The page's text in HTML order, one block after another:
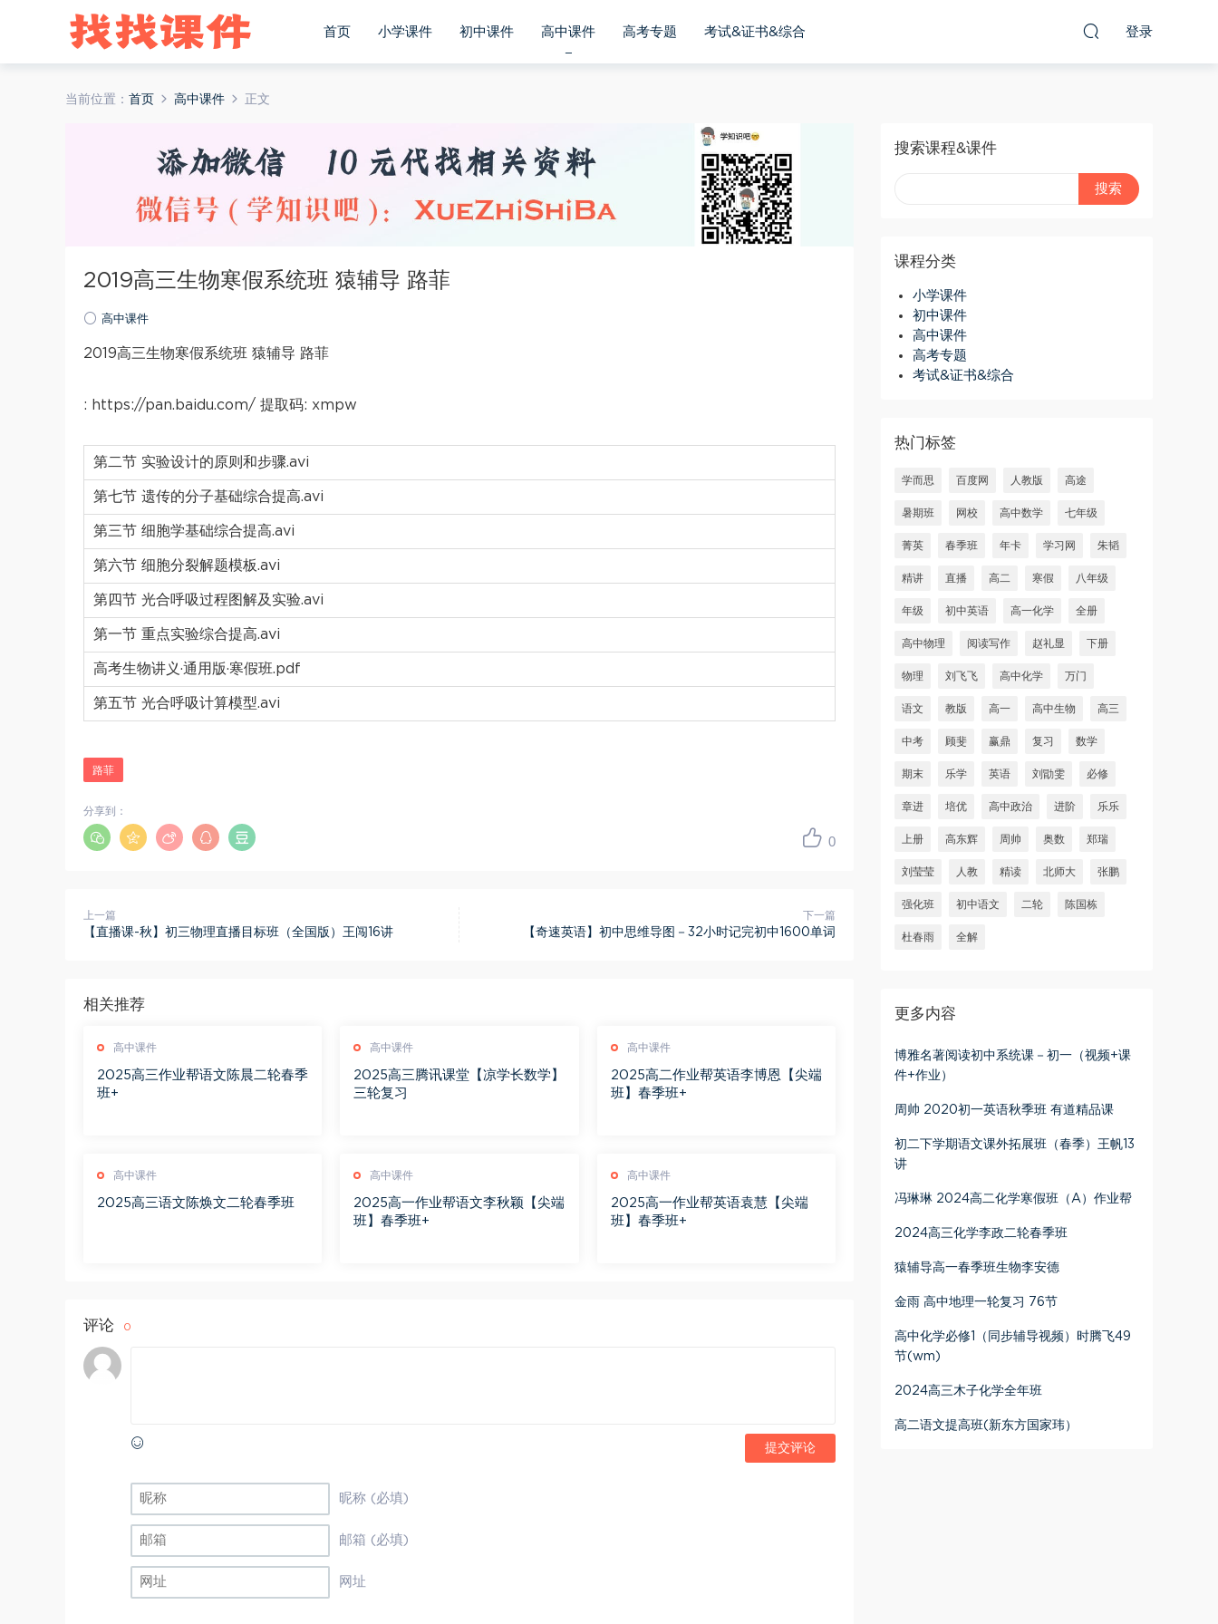
首页 小学课件 初中课件 高中课件 高考专题 考试&证书&综合 登录
当前位置： 首页 高中课件 正文
2019高三生物寒假系统班 猿辅导 路菲
高中课件
2019高三生物寒假系统班 猿辅导 路菲
: https://pan.baidu.com/ 提取码: xmpw
第二节 实验设计的原则和步骤.avi
第七节 遗传的分子基础综合提高.avi
第三节 细胞学基础综合提高.avi
第六节 细胞分裂解题模板.avi
第四节 光合呼吸过程图解及实验.avi
第一节 重点实验综合提高.avi
高考生物讲义·通用版·寒假班.pdf
第五节 光合呼吸计算模型.avi
路菲
0
分享到：
上一篇
【直播课-秋】初三物理直播目标班（全国版）王闯16讲
下一篇
【奇速英语】初中思维导图－32小时记完初中1600单词
相关推荐
高中课件
2025高三作业帮语文陈晨二轮春季
班+
高中课件
2025高三腾讯课堂【凉学长数学】
三轮复习
高中课件
2025高二作业帮英语李博恩【尖端
班】春季班+
高中课件
2025高三语文陈焕文二轮春季班
高中课件
2025高一作业帮语文李秋颖【尖端
班】春季班+
高中课件
2025高一作业帮英语袁慧【尖端
班】春季班+
评论 0
提交评论
昵称 (必填)
邮箱 (必填)
网址
搜索课程&课件
课程分类
小学课件
初中课件
高中课件
高考专题
考试&证书&综合
热门标签
学而思 百度网 人教版 高途
暑期班 网校 高中数学 七年级
菁英 春季班 年卡 学习网 朱韬
精讲 直播 高二 寒假 八年级
年级 初中英语 高一化学 全册
高中物理 阅读写作 赵礼显 下册
物理 刘飞飞 高中化学 万门
语文 教版 高一 高中生物 高三
中考 顾斐 赢鼎 复习 数学
期末 乐学 英语 刘勖雯 必修
章进 培优 高中政治 进阶 乐乐
上册 高东辉 周帅 奥数 郑瑞
刘莹莹 人教 精读 北师大 张鹏
强化班 初中语文 二轮 陈国栋
杜春雨 全解
更多内容
博雅名著阅读初中系统课－初一（视频+课
件+作业）
周帅 2020初一英语秋季班 有道精品课
初二下学期语文课外拓展班（春季）王帆13
讲
冯琳琳 2024高二化学寒假班（A）作业帮
2024高三化学李政二轮春季班
猿辅导高一春季班生物李安德
金雨 高中地理一轮复习 76节
高中化学必修1（同步辅导视频）时腾飞49
节(wm)
2024高三木子化学全年班
高二语文提高班(新东方国家玮）